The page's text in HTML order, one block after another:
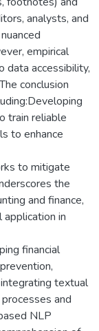
analysts, and
empirical
data accessibility,
conclusion
train reliable
to enhance
to mitigate
the
and finance,
application in
financial
textual
and
NLP